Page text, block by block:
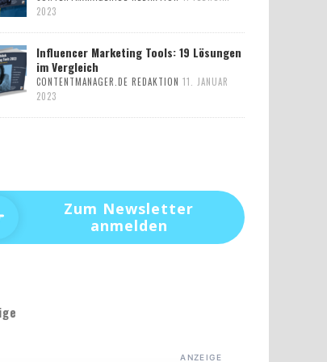
2023
Influencer Marketing Tools: 19 Lösungen
im Vergleich
CONTENTMANAGER.DE REDAKTION 11. JANUAR
2023
Zum Newsletter
anmelden